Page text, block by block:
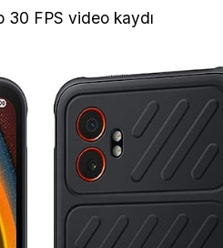
30 FPS video kaydı